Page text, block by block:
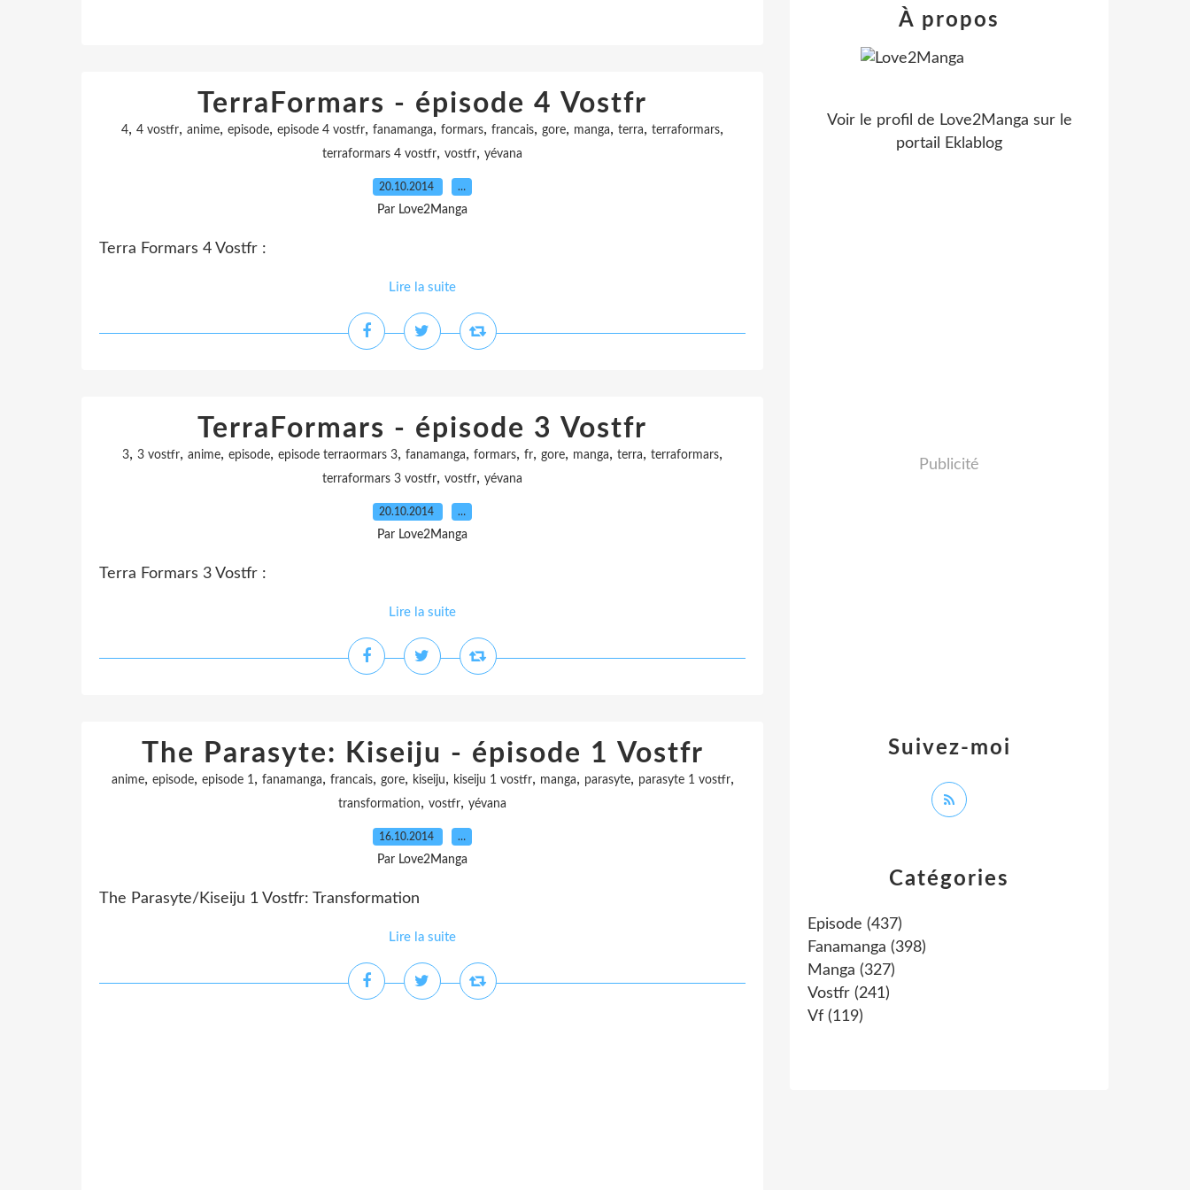
TerraFormars - épisode 4 Vostfr
4, 4 vostfr, anime, episode, episode 4 vostfr, fanamanga, formars, francais, gore, manga, terra, terraformars,
terraformars 4 vostfr, vostfr, yévana
20.10.2014 …
Par Love2Manga
Terra Formars 4 Vostfr :
Lire la suite
TerraFormars - épisode 3 Vostfr
3, 3 vostfr, anime, episode, episode terraormars 3, fanamanga, formars, fr, gore, manga, terra, terraformars,
terraformars 3 vostfr, vostfr, yévana
20.10.2014 …
Par Love2Manga
Terra Formars 3 Vostfr :
Lire la suite
The Parasyte: Kiseiju - épisode 1 Vostfr
anime, episode, episode 1, fanamanga, francais, gore, kiseiju, kiseiju 1 vostfr, manga, parasyte, parasyte 1 vostfr,
transformation, vostfr, yévana
16.10.2014 …
Par Love2Manga
The Parasyte/Kiseiju 1 Vostfr: Transformation
Lire la suite
Catégories
Episode (437)
Fanamanga (398)
Manga (327)
Vostfr (241)
Vf (119)
Suivez-moi
À propos
Voir le profil de Love2Manga sur le
portail Eklablog
Publicité